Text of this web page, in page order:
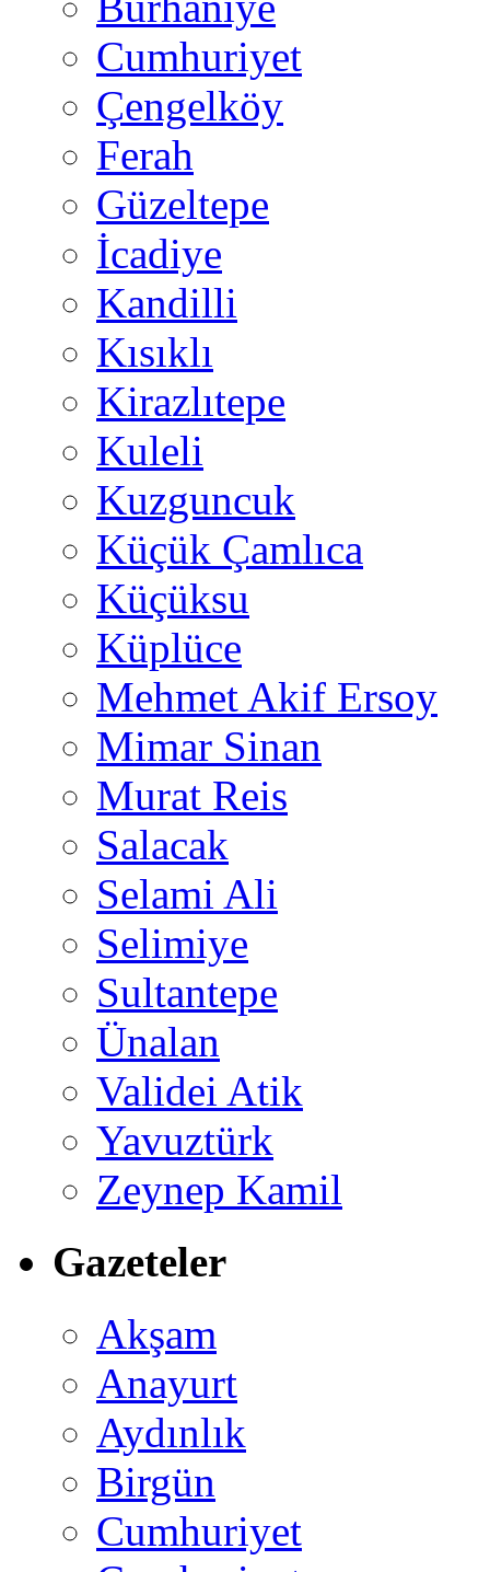
Cumhuriyet
Çengelköy
Ferah
Güzeltepe
İcadiye
Kandilli
Kısıklı
Kirazlıtepe
Kuleli
Kuzguncuk
Küçük Çamlıca
Küçüksu
Küplüce
Mehmet Akif Ersoy
Mimar Sinan
Murat Reis
Salacak
Selami Ali
Selimiye
Sultantepe
Ünalan
Validei Atik
Yavuztürk
Zeynep Kamil
Gazeteler
Akşam
Anayurt
Aydınlık
Birgün
Cumhuriyet